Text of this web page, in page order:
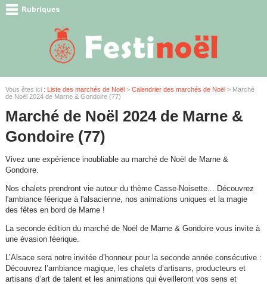
Vous êtes ici : Liste des marchés de Noël> Calendrier des marchés de Noël> Marché
de Noël 2024 de Marne & Gondoire (77)
Marché de Noël 2024 de Marne &
Gondoire (77)
Vivez une expérience inoubliable au marché de Noël de Marne &
Gondoire.
Nos chalets prendront vie autour du thème Casse-Noisette... Découvrez
l'ambiance féerique à l'alsacienne, nos animations uniques et la magie
des fêtes en bord de Marne !
La seconde édition du marché de Noël de Marne & Gondoire vous invite à
une évasion féerique.
L’Alsace sera notre invitée d’honneur pour la seconde année consécutive :
Découvrez l’ambiance magique, les chalets d’artisans, producteurs et
artisans d’art de talent et les animations qui éveilleront vos sens et